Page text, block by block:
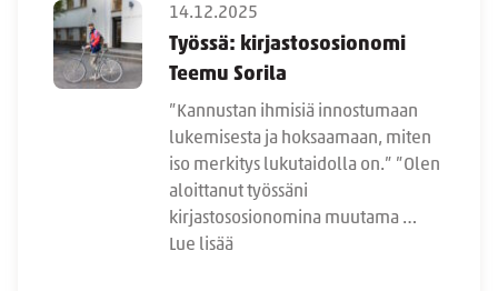
14.12.2025
Työssä: kirjastososionomi
Teemu Sorila
”Kannustan ihmisiä innostumaan
lukemisesta ja hoksaamaan, miten
iso merkitys lukutaidolla on.” ”Olen
aloittanut työssäni
kirjastososionomina muutama …
Lue lisää